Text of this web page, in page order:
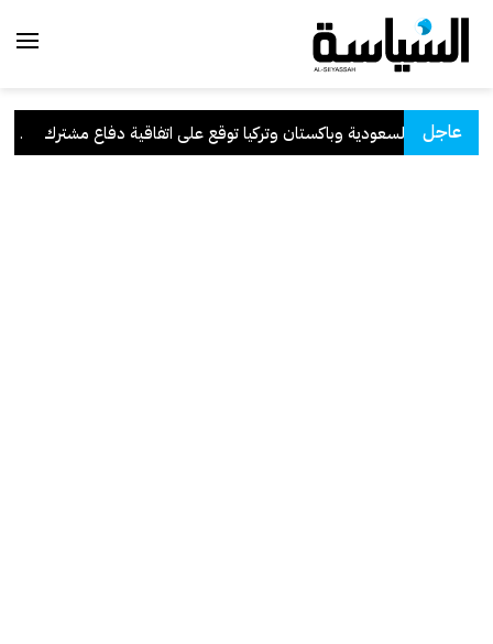
عاجل السعودية وباكستان وتركيا توقع على اتفاقية دفاع مشترك